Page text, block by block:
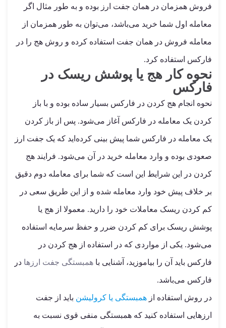
فروش همزمان در همان جفت ارز بوده و به طور مثال اگر
معامله اول شما خرید می‌باشد، می‌توان به طور همزمان از
معامله فروش در همان جفت استفاده کرده و روش هج را در
فارکس استفاده کرد.
نحوه کار هج یا پوشش ریسک در
فارکس
نحوه انجام هج کردن در فارکس بسیار ساده بوده و با باز
کردن یک معامله در فارکس آغاز می‌شود. پس از باز کردن
یک معامله در فارکس شما پیش بینی کرده‌اید که یک جفت ارز
صعودی بوده و وارد معامله خرید در آن می‎‌شود. فرایند هج
کردن در این شرایط این است که شما برای معامله دوم دقیق
بر خلاف پیش خود وارد معامله شده و از این طریق سعی در
کم کردن ریسک معاملات خود را دارید. معمولا از هج یا
پوشش ریسک برای کم کردن ضرر و حفظ سرمایه استفاده
می‌شود. یکی از مواردی که در استفاده از هج کردن در
فارکس باید آن را بیاموزید، آشنایی با همبستگی جفت ارزها در
فارکس می‌باشد.
در روش استفاده از همبستگی یا کرولیشن باید از جفت
ارزهایی استفاده کنید که همبستگی منفی قوی نسبت به